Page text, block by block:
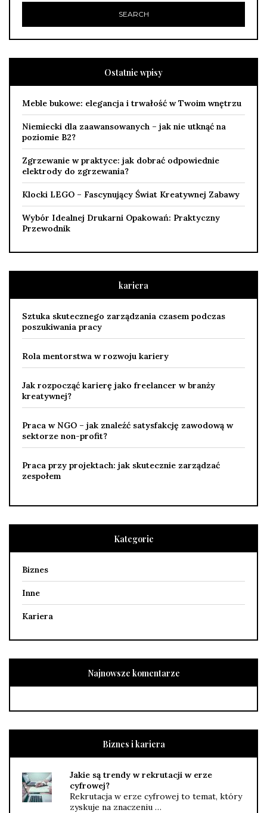
Ostatnie wpisy
Meble bukowe: elegancja i trwałość w Twoim wnętrzu
Niemiecki dla zaawansowanych – jak nie utknąć na
poziomie B2?
Zgrzewanie w praktyce: jak dobrać odpowiednie
elektrody do zgrzewania?
Klocki LEGO – Fascynujący Świat Kreatywnej Zabawy
Wybór Idealnej Drukarni Opakowań: Praktyczny
Przewodnik
kariera
Sztuka skutecznego zarządzania czasem podczas
poszukiwania pracy
Rola mentorstwa w rozwoju kariery
Jak rozpocząć karierę jako freelancer w branży
kreatywnej?
Praca w NGO – jak znaleźć satysfakcję zawodową w
sektorze non-profit?
Praca przy projektach: jak skutecznie zarządzać
zespołem
Kategorie
Biznes
Inne
Kariera
Najnowsze komentarze
Biznes i kariera
Jakie są trendy w rekrutacji w erze
cyfrowej?
Rekrutacja w erze cyfrowej to temat, który
zyskuje na znaczeniu …